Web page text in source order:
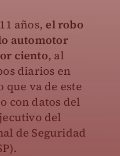
años, el robo
automotor
ciento, al
diarios en
que va de este
con datos del
del
de Seguridad